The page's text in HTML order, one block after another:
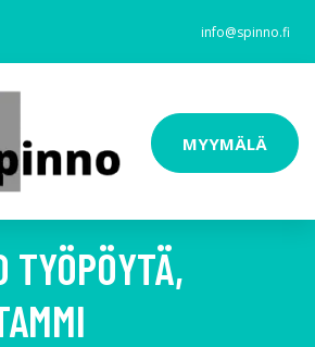
info@spinno.fi
MYYMÄLÄ
TYÖPÖYTÄ,